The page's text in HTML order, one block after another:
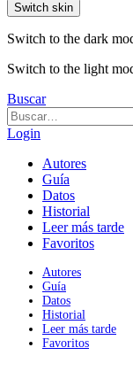
Switch skin
Switch to the dark
Switch to the light
Buscar
Search
for:
Login
Autores
Guía
Datos
Historial
Leer más tarde
Favoritos
Autores
Guía
Datos
Historial
Leer más tarde
Favoritos